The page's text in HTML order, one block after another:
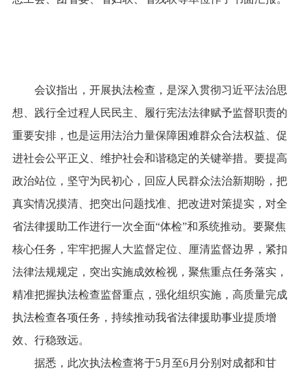
会议指出，开展执法检查，是深入贯彻习近平法治思
想、践行全过程人民民主、履行宪法法律赋予监督职责的
重要安排，也是运用法治力量保障困难群众合法权益、促
进社会公平正义、维护社会和谐稳定的关键举措。要提高
政治站位，坚守为民初心，回应人民群众法治新期盼，把
真实情况摸清、把突出问题找准、把改进对策提实，对全
省法律援助工作进行一次全面“体检”和系统推动。要聚焦
核心任务，牢牢把握人大监督定位、厘清监督边界，紧扣
法律法规规定，突出实施成效检视，聚焦重点任务落实，
精准把握执法检查监督重点，强化组织实施，高质量完成
执法检查各项任务，持续推动我省法律援助事业提质增
效、行稳致远。
据悉，此次执法检查将于5月至6月分别对成都和甘